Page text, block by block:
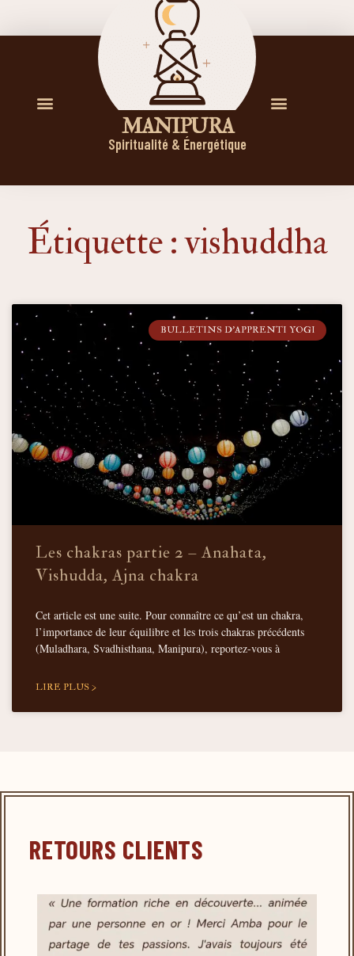
M A N I P U R A
Spiritualité & Énergétique
Étiquette : vishuddha
BULLETINS D'APPRENTI YOGI
Les chakras partie 2 – Anahata,
Vishudda, Ajna chakra
Cet article est une suite. Pour connaître ce qu’est un chakra,
l’importance de leur équilibre et les trois chakras précédents
(Muladhara, Svadhisthana, Manipura), reportez-vous à
LIRE PLUS >
RETOURS CLIENTS